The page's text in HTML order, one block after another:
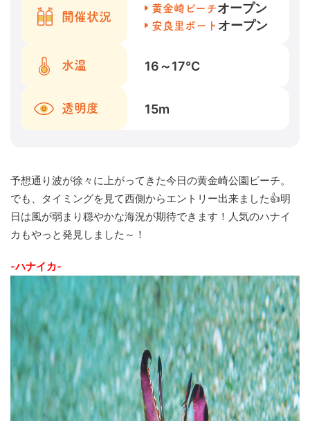
開催状況
黄金崎ビーチオープン
安良里ボート オープン
水温 16～17℃
透明度 15m
予想通り波が徐々に上がってきた今日の黄金崎公園ビーチ。
でも、タイミングを見て西側からエントリー出来ました👍明
日は風が弱まり穏やかな海況が期待できます！人気のハナイ
カもやっと発見しました～！
-ハナイカ-